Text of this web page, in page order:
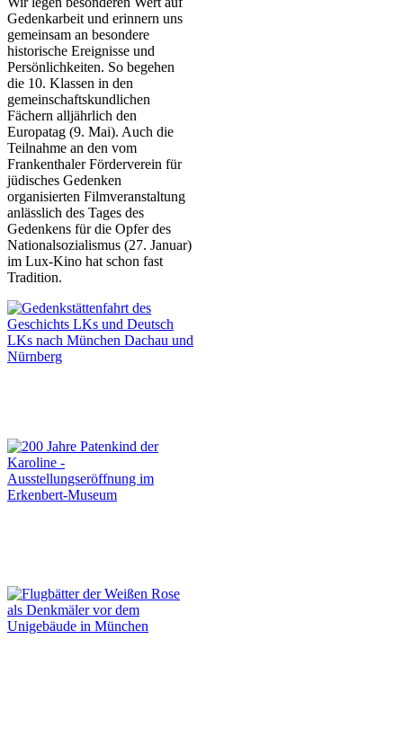
Gedenkarbeit und erinnern uns
gemeinsam an besondere
historische Ereignisse und
Persönlichkeiten. So begehen
die 10. Klassen in den
gemeinschaftskundlichen
Fächern alljährlich den
Europatag (9. Mai). Auch die
Teilnahme an den vom
Frankenthaler Förderverein für
jüdisches Gedenken
organisierten Filmveranstaltung
anlässlich des Tages des
Gedenkens für die Opfer des
Nationalsozialismus (27. Januar)
im Lux-Kino hat schon fast
Tradition.